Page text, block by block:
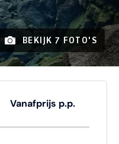
BEKIJK 7 FOTO'S
Vanafprijs p.p.